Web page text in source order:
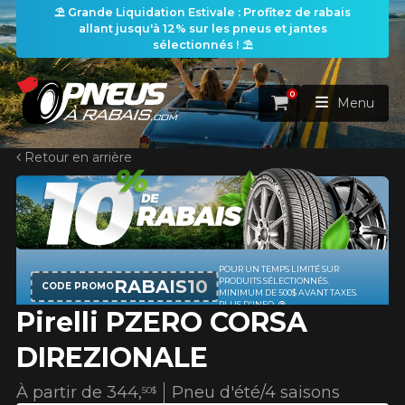
⛱️ Grande Liquidation Estivale : Profitez de rabais
allant jusqu'à 12% sur les pneus et jantes
sélectionnés ! ⛱️
ACCUEIL
PNEUS
RECHERCHE DE PNEUS VOIR TOUT
Rechercher par
Par dimensions Par véhicule
Recherche par dimensions
ROUES
RECHERCHE DE ROUES
ENSEMBLES
RECHERCHE D'ENSEMBLES
PROMOTIONS
Panier
0
Menu
Retour en arrière
Pirelli PZERO CORSA
DIREZIONALE
Pneu d'été/4 saisons
À partir de 344,50$
CODE PROMORABAIS10
POUR UN TEMPS LIMITÉ SUR
PRODUITS SÉLECTIONNÉS.
MINIMUM DE 500$ AVANT TAXES.
PLUS D'INFO